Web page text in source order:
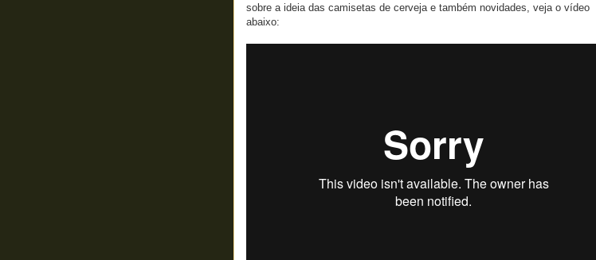
sobre a ideia das camisetas de cerveja e também novidades, veja o vídeo
abaixo: